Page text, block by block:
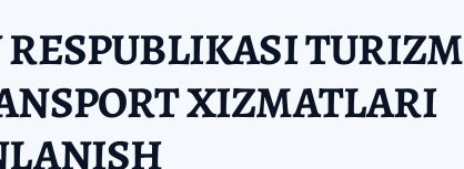
RESPUBLIKASI TURIZM
XIZMATLARI